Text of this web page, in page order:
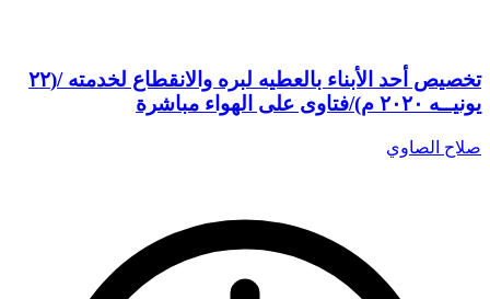
تخصيص أحد الأبناء بالعطيه لبره والانقطاع لخدمته /(٢٢
يونيــه ٢٠٢٠ م)/فتاوى على الهواء مباشرة
صلاح الصاوي